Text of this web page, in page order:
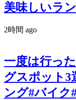
美味しいラ
2時間 ago
一度は行っ
グスポット3
ング#バイク